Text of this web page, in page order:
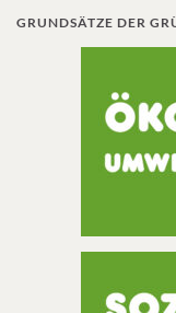
GRUNDSÄTZE DER